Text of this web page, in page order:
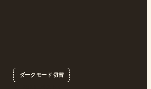
ダークモード切替